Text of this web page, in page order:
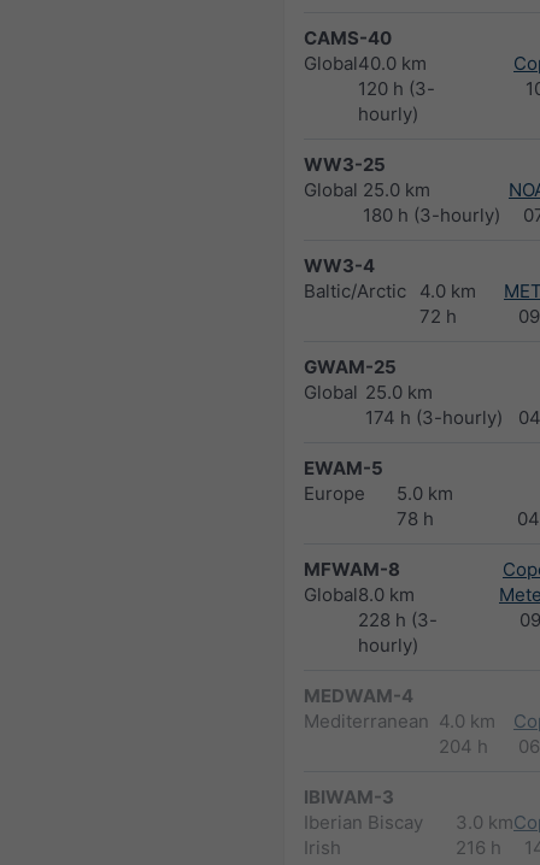
CAMS-40
Global40.0 km
120 h (3-
hourly)
WW3-25
Global 25.0 km
180 h (3-hourly)
WW3-4
Baltic/Arctic
4.0 km
72 h
GWAM-25
Global 25.0 km
174 h (3-hourly)
EWAM-5
Europe
5.0 km
78 h
MFWAM-8
Global8.0 km
228 h (3-
hourly)
MEDWAM-4
Mediterranean 4.0 km
204 h
IBIWAM-3
Iberian Biscay
Irish
3.0 km
216 h